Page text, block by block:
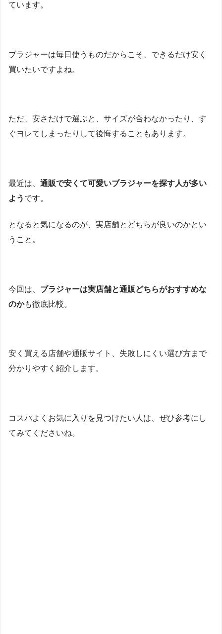
ています。
ブラジャーは毎日使うものだからこそ、できるだけ安く
買いたいですよね。
ただ、安さだけで選ぶと、サイズが合わなかったり、す
ぐヨレてしまったりして後悔することもあります。
最近は、 通販で安くて可愛いブラジャーを探す人が多い
よう です。
となると気になるのが、実店舗とどちらが良いのかとい
うこと。
今回は、 ブラジャーは実店舗と通販どちらがおすすめな
のかも徹底比較。
安く買える店舗や通販サイト、失敗しにくい選び方まで
分かりやすく紹介します。
コスパよくお気に入りを見つけたい人は、ぜひ参考にし
てみてくださいね。